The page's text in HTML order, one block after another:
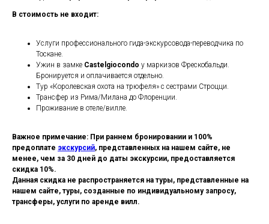
В стоимость не входит:
Услуги профессионального гида-экскурсовода-переводчика по
Тоскане.
Ужин в замке Castelgiocondo у маркизов Фрескобальди.
Бронируется и оплачивается отдельно.
Тур «Королевская охота на трюфеля» с сестрами Строцци.
Трансфер из Рима/Милана до Флоренции.
Проживание в отеле/вилле.
Важное примечание: При раннем бронировании и 100%
предоплате экскурсий, представленных на нашем сайте, не
менее, чем за 30 дней до даты экскурсии, предоставляется
скидка 10%.
Данная скидка не распространяется на туры, представленные на
нашем сайте, туры, созданные по индивидуальному запросу,
трансферы, услуги по аренде вилл.